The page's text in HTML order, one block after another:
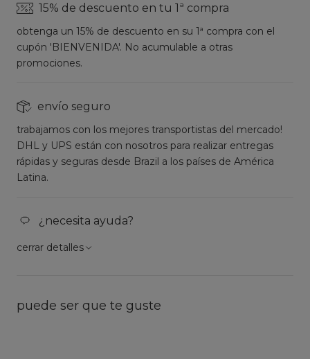
15% de descuento en tu 1ª compra
obtenga un 15% de descuento en su 1ª compra con el
cupón 'BIENVENIDA'. No acumulable a otras
promociones.
envío seguro
trabajamos con los mejores transportistas del mercado!
DHL y UPS están con nosotros para realizar entregas
rápidas y seguras desde Brazil a los países de América
Latina.
¿necesita ayuda?
cerrar detalles
puede ser que te guste